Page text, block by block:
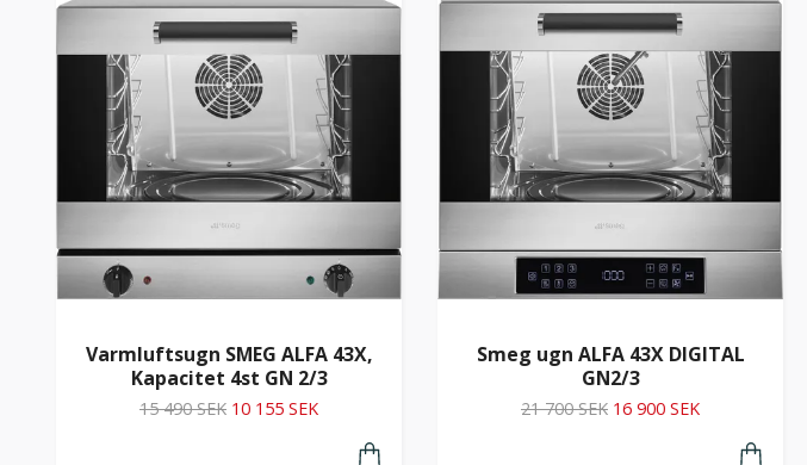
Varmluftsugn SMEG ALFA 43X,
Kapacitet 4st GN 2/3
15 490 SEK 10 155 SEK
Smeg ugn ALFA 43X DIGITAL
GN2/3
21 700 SEK 16 900 SEK